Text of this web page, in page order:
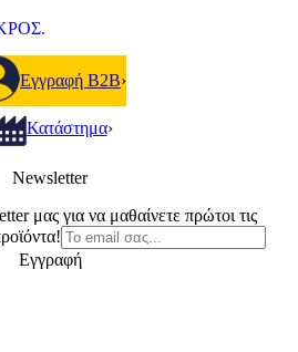
Εγγραφή B2B›
Κατάστημα›
Newsletter
μας για να μαθαίνετε πρώτοι τις
Εγγραφή